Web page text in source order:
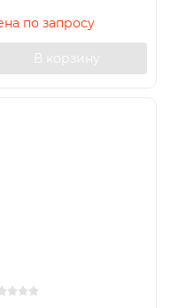
по запросу
В корзину